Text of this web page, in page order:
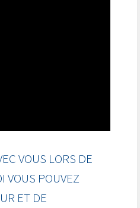
VOUS LORS DE
VOUS POUVEZ
ET DE